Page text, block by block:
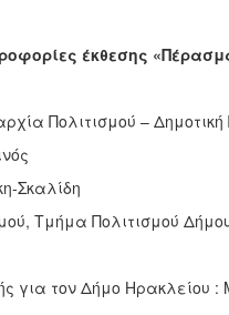
έκθεσης
Πολιτισμού –
Σκαλίδη
Τμήμα Πολιτισμού
τον Δήμο Ηρακλείου :